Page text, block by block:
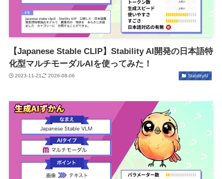
【Japanese Stable CLIP】Stability AI開発の日本語特
化型マルチモーダルAIを使ってみた！
2023-11-21 2026-08-06 StabilityAI